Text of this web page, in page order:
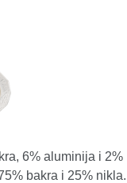
6% aluminija i 2%
bakra i 25% nikla.